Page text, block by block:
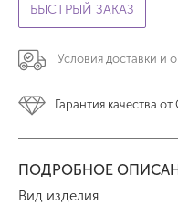
БЫСТРЫЙ ЗАКАЗ
Условия доставки и
Гарантия качества
ПОДРОБНОЕ
Вид изделия